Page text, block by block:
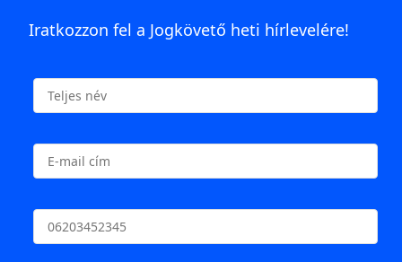
Iratkozzon fel a Jogkövető heti hírlevelére!